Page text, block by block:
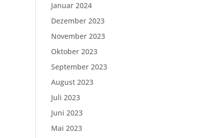
Januar 2024
Dezember 2023
November 2023
Oktober 2023
September 2023
August 2023
Juli 2023
Juni 2023
Mai 2023